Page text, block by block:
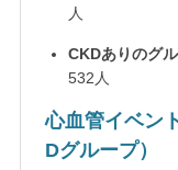
人
CKDありのグ
532人
心血管イベン
Dグループ）